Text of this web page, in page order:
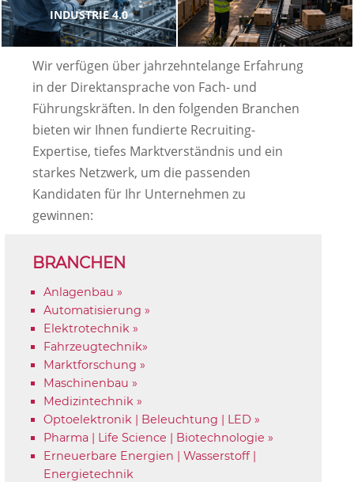
INDUSTRIE 4.0
Wir verfügen über jahrzehntelange Erfahrung
in der Direktansprache von Fach- und
Führungskräften. In den folgenden Branchen
bieten wir Ihnen fundierte Recruiting-
Expertise, tiefes Marktverständnis und ein
starkes Netzwerk, um die passenden
Kandidaten für Ihr Unternehmen zu
gewinnen:
BRANCHEN
Anlagenbau »
Automatisierung »
Elektrotechnik »
Fahrzeugtechnik»
Marktforschung »
Maschinenbau »
Medizintechnik »
Optoelektronik | Beleuchtung | LED »
Pharma | Life Science | Biotechnologie »
Erneuerbare Energien | Wasserstoff |
Energietechnik